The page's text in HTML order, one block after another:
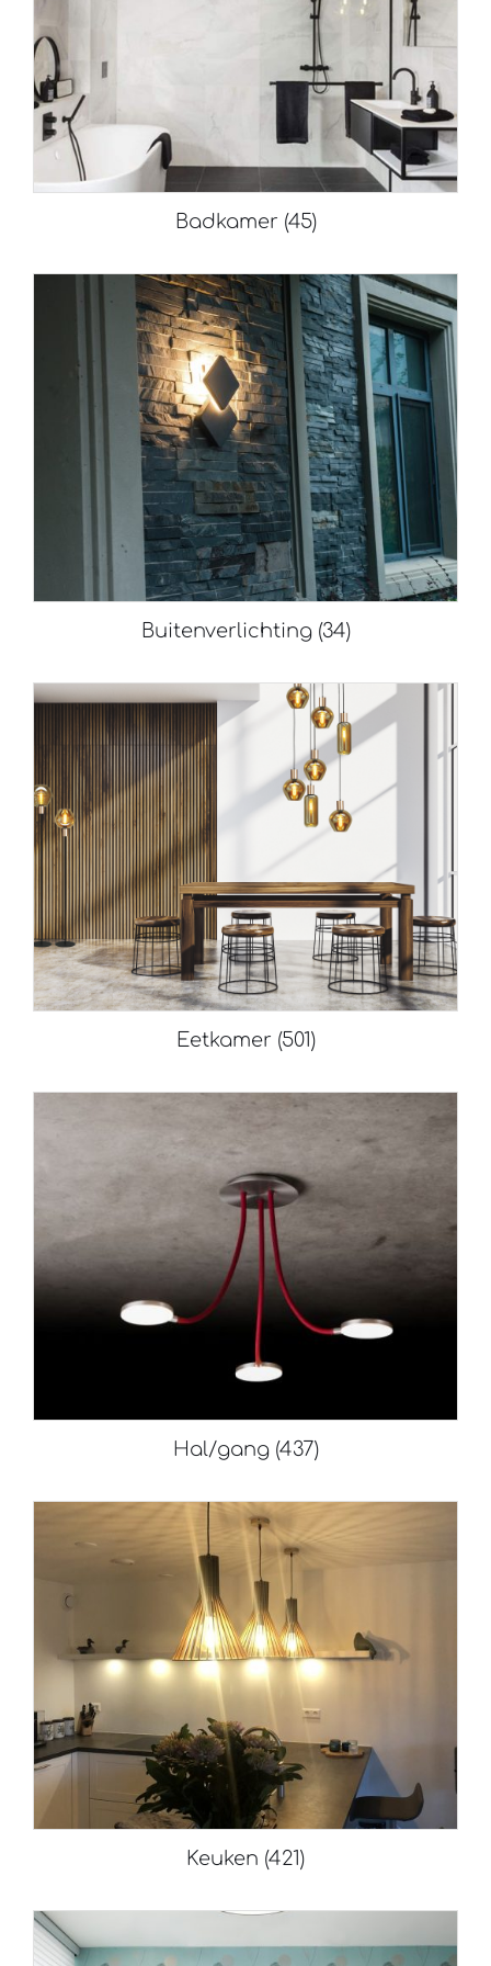
Badkamer (45)
Buitenverlichting (34)
Eetkamer (501)
Hal/gang (437)
Keuken (421)